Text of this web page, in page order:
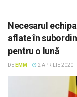
Necesarul
aflate în
pentru o lună
DE EMM 2 APRILIE 2020